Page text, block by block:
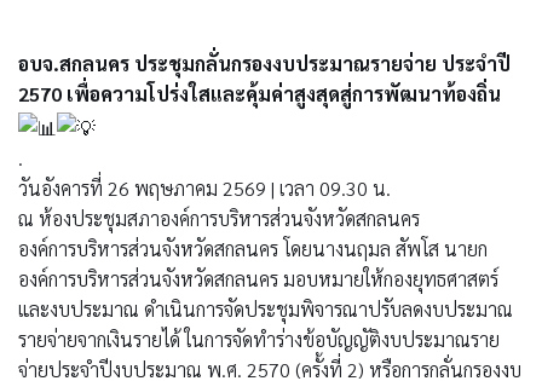
อบจ.สกลนคร ประชุมกลั่นกรองงบประมาณรายจ่าย ประจำปี
2570 เพื่อความโปร่งใสและคุ้มค่าสูงสุดสู่การพัฒนาท้องถิ่น
.
วันอังคารที่ 26 พฤษภาคม 2569 | เวลา 09.30 น.
ณ ห้องประชุมสภาองค์การบริหารส่วนจังหวัดสกลนคร
องค์การบริหารส่วนจังหวัดสกลนคร โดยนางนฤมล สัพโส นายก
องค์การบริหารส่วนจังหวัดสกลนคร มอบหมายให้กองยุทธศาสตร์
และงบประมาณ ดำเนินการจัดประชุมพิจารณาปรับลดงบประมาณ
รายจ่ายจากเงินรายได้ ในการจัดทำร่างข้อบัญญัติงบประมาณราย
จ่ายประจำปีงบประมาณ พ.ศ. 2570 (ครั้งที่ 2) หรือการกลั่นกรองงบ